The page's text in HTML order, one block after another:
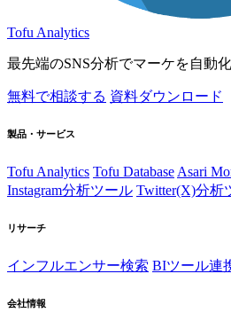
Tofu Analytics
最先端のSNS分析でマーケを自動化
無料で相談する 資料ダウンロード
製品・サービス
Tofu Analytics Tofu Database Asari
Instagram分析ツール Twitter(X)分析
リサーチ
インフルエンサー検索 BIツール連
会社情報